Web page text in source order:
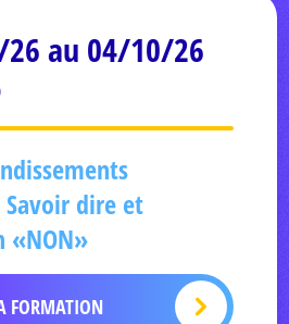
au 04/10/26
dire et
«NON»
FORMATION